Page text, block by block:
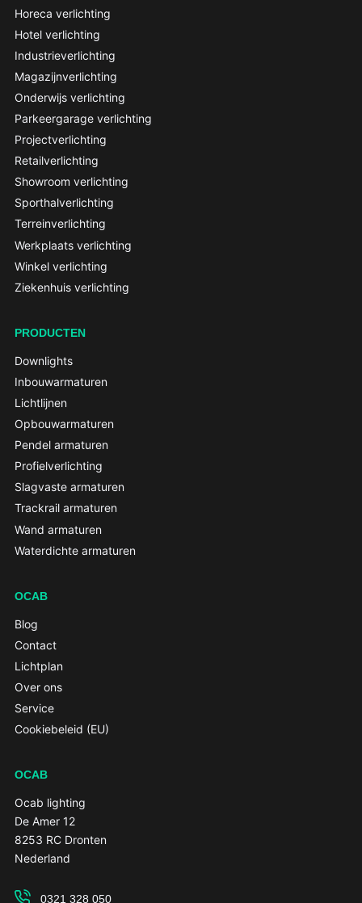
Horeca verlichting
Hotel verlichting
Industrieverlichting
Magazijnverlichting
Onderwijs verlichting
Parkeergarage verlichting
Projectverlichting
Retailverlichting
Showroom verlichting
Sporthalverlichting
Terreinverlichting
Werkplaats verlichting
Winkel verlichting
Ziekenhuis verlichting
PRODUCTEN
Downlights
Inbouwarmaturen
Lichtlijnen
Opbouwarmaturen
Pendel armaturen
Profielverlichting
Slagvaste armaturen
Trackrail armaturen
Wand armaturen
Waterdichte armaturen
OCAB
Blog
Contact
Lichtplan
Over ons
Service
Cookiebeleid (EU)
OCAB
Ocab lighting
De Amer 12
8253 RC Dronten
Nederland
0321 328 050